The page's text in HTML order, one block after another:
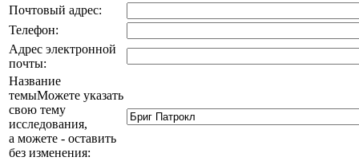
Почтовый адрес:
Телефон:
Адрес электронной
почты:
Название
темыМожете указать
свою тему
исследования,
а можете - оставить
без изменения: